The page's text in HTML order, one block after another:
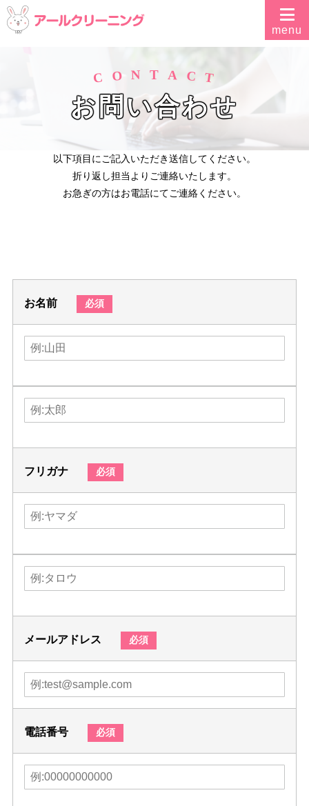
C O N T A C T
お問い合わせ
以下項目にご記入いただき送信してください。
折り返し担当よりご連絡いたします。
お急ぎの方はお電話にてご連絡ください。
お名前 必須
フリガナ 必須
メールアドレス 必須
電話番号 必須